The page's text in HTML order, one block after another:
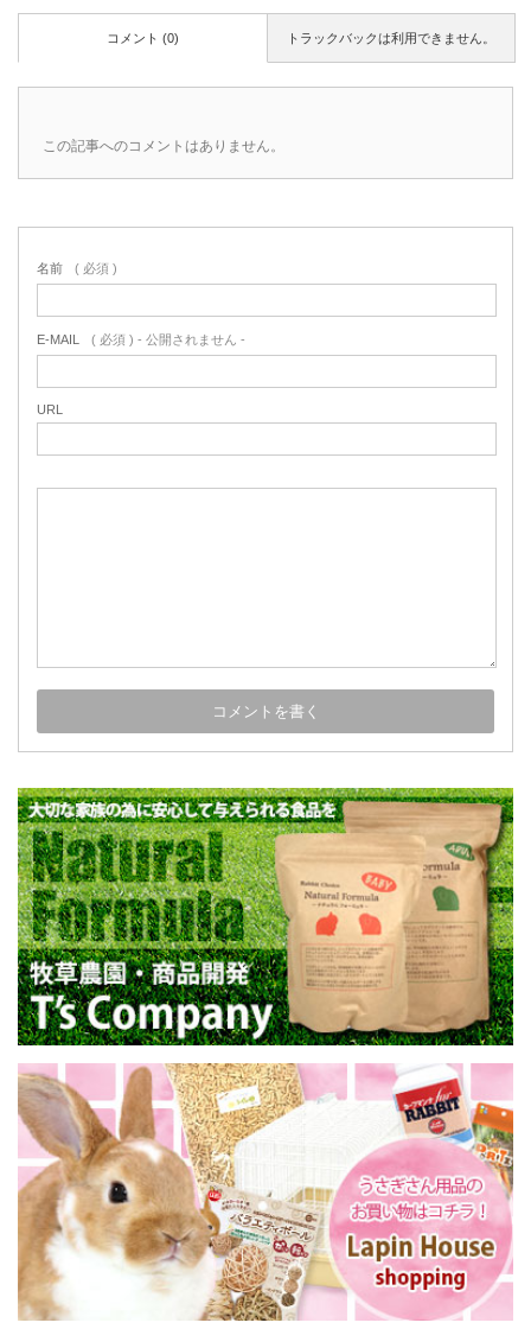
トラックバックは利用できません。
コメント (0)
この記事へのコメントはありません。
名前 ( 必須 )
E-MAIL ( 必須 ) - 公開されません -
URL